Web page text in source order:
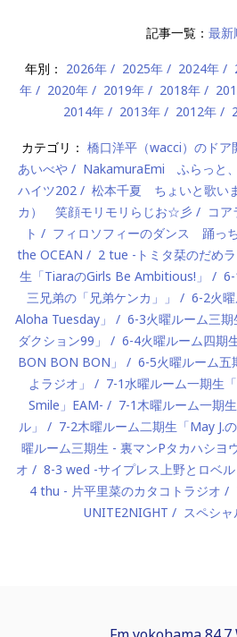
記事一覧： 最新
年別： 2026年 2025年 2024年
年
2020年 2019年 2018年
2014年
2013年 2012年
カテゴリ： 橋口洋平（wacci）のドア
あいべや
NakamuraEmi ふらっと
ハイツ202
松本千夏 ちょいと歌い
カ） 笑顔モリモリらじお☆彡
コア
ト
フィロソフィーのダンス 踊っ
the OCEAN
2 tue -トミタ栞のだめ
生「TiaraのGirls Be Ambitious!」
三兄弟の「兄弟ケンカ」」
6-2火
Aloha Tuesday」
6-3火曜ルーム三
ダクション99」
6-4火曜ルーム四期
BON BON BON」
6-5火曜ルーム五
よラジオ」
7-1水曜ルーム一期生
Smile」EAM-
7-1木曜ルーム一期
ル」
7-2木曜ルーム二期生「May J.
曜ルーム三期生 - 裏マンPタカハシ
オ
8-3 wed -サイプレス上野とロベ
4 thu - 片平里菜のカタコトラジオ
UNITE2NIGHT
スペシャ